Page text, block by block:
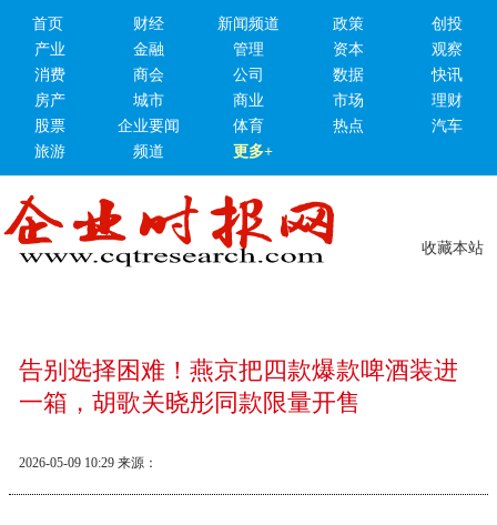
首页 财经 新闻频道 政策
创投
产业
金融 管理 资本
观察
消费
商会 公司 数据
快讯
房产
城市 商业 市场
理财
股票
企业要闻 体育 热点
汽车
旅游
频道 更多+
收藏本站
告别选择困难！燕京把四款爆款啤酒装进
一箱，胡歌关晓彤同款限量开售
2026-05-09 10:29 来源：